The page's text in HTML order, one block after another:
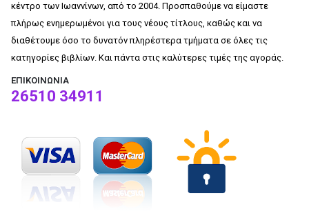
κέντρο των Ιωαννίνων, από το 2004. Προσπαθούμε να είμαστε
πλήρως ενημερωμένοι για τους νέους τίτλους, καθώς και να
διαθέτουμε όσο το δυνατόν πληρέστερα τμήματα σε όλες τις
κατηγορίες βιβλίων. Και πάντα στις καλύτερες τιμές της αγοράς.
ΕΠΙΚΟΙΝΩΝΊΑ
26510 34911